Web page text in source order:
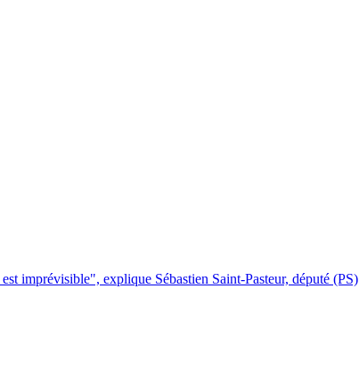
imprévisible", explique Sébastien Saint-Pasteur, député (PS)